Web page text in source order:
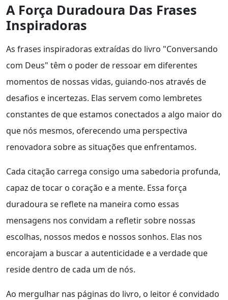
A Força Duradoura Das Frases
Inspiradoras
As frases inspiradoras extraídas do livro "Conversando
com Deus" têm o poder de ressoar em diferentes
momentos de nossas vidas, guiando-nos através de
desafios e incertezas. Elas servem como lembretes
constantes de que estamos conectados a algo maior do
que nós mesmos, oferecendo uma perspectiva
renovadora sobre as situações que enfrentamos.
Cada citação carrega consigo uma sabedoria profunda,
capaz de tocar o coração e a mente. Essa força
duradoura se reflete na maneira como essas
mensagens nos convidam a refletir sobre nossas
escolhas, nossos medos e nossos sonhos. Elas nos
encorajam a buscar a autenticidade e a verdade que
reside dentro de cada um de nós.
Ao mergulhar nas páginas do livro, o leitor é convidado